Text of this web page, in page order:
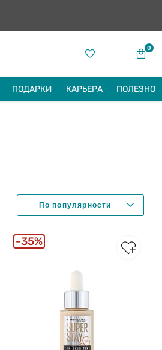
0
ПОДАРКИ КАРЬЕРА ПОЛЕЗНО
35%